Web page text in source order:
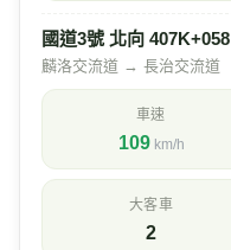
國道3號 北向 407K+058
麟洛交流道 → 長治交流道
車速
109km/h
大客車
2